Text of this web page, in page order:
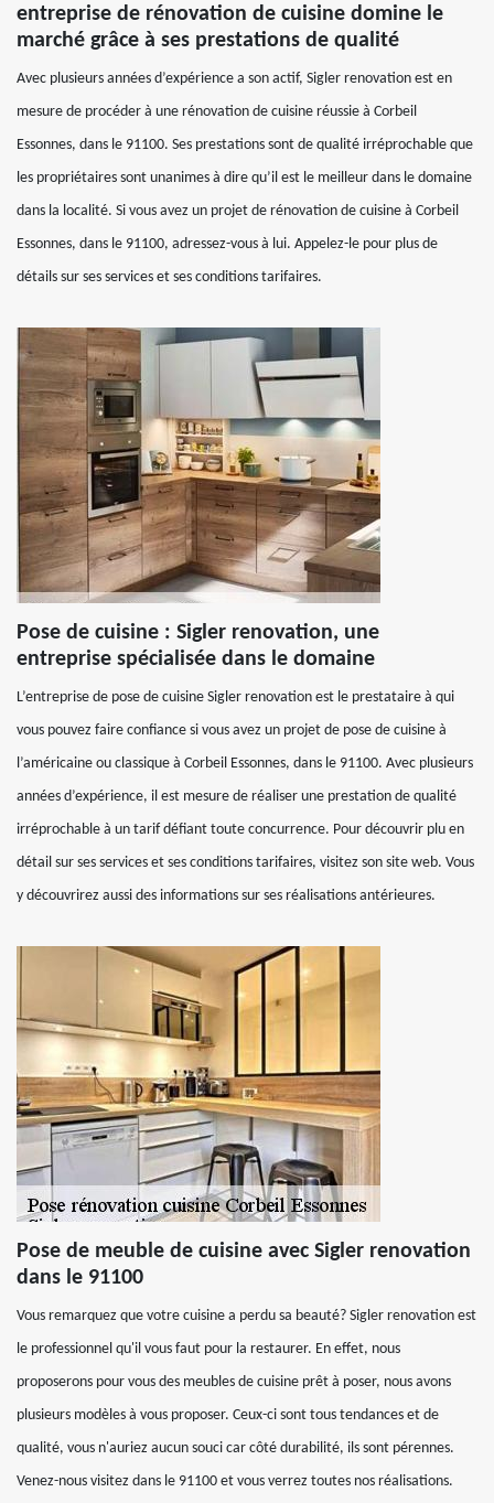
entreprise de rénovation de cuisine domine le
marché grâce à ses prestations de qualité
Avec plusieurs années d’expérience a son actif, Sigler renovation est en
mesure de procéder à une rénovation de cuisine réussie à Corbeil
Essonnes, dans le 91100. Ses prestations sont de qualité irréprochable que
les propriétaires sont unanimes à dire qu’il est le meilleur dans le domaine
dans la localité. Si vous avez un projet de rénovation de cuisine à Corbeil
Essonnes, dans le 91100, adressez-vous à lui. Appelez-le pour plus de
détails sur ses services et ses conditions tarifaires.
Pose de cuisine : Sigler renovation, une
entreprise spécialisée dans le domaine
L’entreprise de pose de cuisine Sigler renovation est le prestataire à qui
vous pouvez faire confiance si vous avez un projet de pose de cuisine à
l’américaine ou classique à Corbeil Essonnes, dans le 91100. Avec plusieurs
années d’expérience, il est mesure de réaliser une prestation de qualité
irréprochable à un tarif défiant toute concurrence. Pour découvrir plu en
détail sur ses services et ses conditions tarifaires, visitez son site web. Vous
y découvrirez aussi des informations sur ses réalisations antérieures.
Pose de meuble de cuisine avec Sigler renovation
dans le 91100
Vous remarquez que votre cuisine a perdu sa beauté? Sigler renovation est
le professionnel qu'il vous faut pour la restaurer. En effet, nous
proposerons pour vous des meubles de cuisine prêt à poser, nous avons
plusieurs modèles à vous proposer. Ceux-ci sont tous tendances et de
qualité, vous n'auriez aucun souci car côté durabilité, ils sont pérennes.
Venez-nous visitez dans le 91100 et vous verrez toutes nos réalisations.